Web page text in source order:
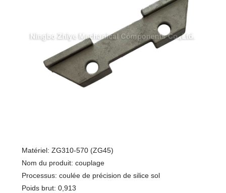
Matériel: ZG310-570 (ZG45)
Nom du produit: couplage
Processus: coulée de précision de silice sol
Poids brut: 0,913